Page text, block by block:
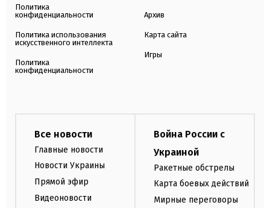
Политика
конфиденциальности
Политика использования
искусственного интеллекта
Политика
конфиденциальности
Архив
Карта сайта
Игры
Все новости
Главные новости
Новости Украины
Прямой эфир
Видеоновости
Война России с
Украиной
Ракетные обстрелы
Карта боевых действий
Мирные переговоры